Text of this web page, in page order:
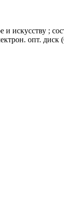
и искусству ;
опт.